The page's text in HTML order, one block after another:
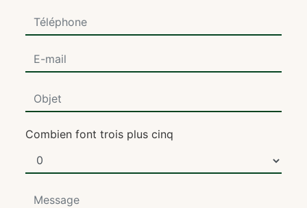
Combien font trois plus cinq